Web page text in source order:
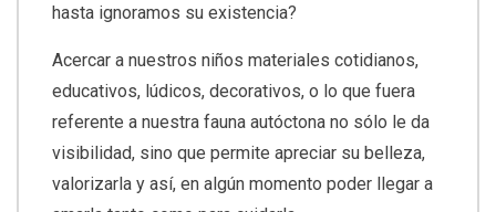
hasta ignoramos su existencia?
Acercar a nuestros niños materiales cotidianos,
educativos, lúdicos, decorativos, o lo que fuera
referente a nuestra fauna autóctona no sólo le da
visibilidad, sino que permite apreciar su belleza,
valorizarla y así, en algún momento poder llegar a